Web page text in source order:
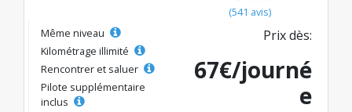
(541 avis)
Même niveau
Kilométrage illimité
Rencontrer et saluer
Pilote supplémentaire
inclus
Prix dès:
67€/journé
e